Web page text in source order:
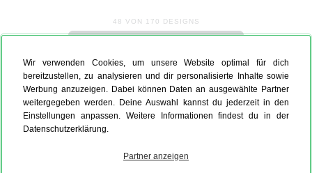
Wir verwenden Cookies, um unsere Website optimal für dich
bereitzustellen, zu analysieren und dir personalisierte Inhalte sowie
Werbung anzuzeigen. Dabei können Daten an ausgewählte Partner
weitergegeben werden. Deine Auswahl kannst du jederzeit in den
Einstellungen anpassen. Weitere Informationen findest du in der
Datenschutzerklärung.
Partner anzeigen
48 VON 170 DESIGNS